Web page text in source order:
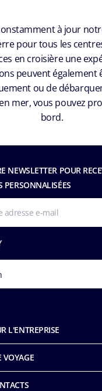
à jour
pour tous les
en croisière une
peuvent également
ou de
mer, vous pouvez
bord.
NEWSLETTER POUR
PERSONNALISÉES
L'ENTREPRISE
VOYAGE